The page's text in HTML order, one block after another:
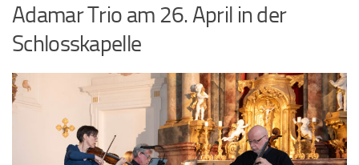
Adamar Trio am 26. April in der
Schlosskapelle